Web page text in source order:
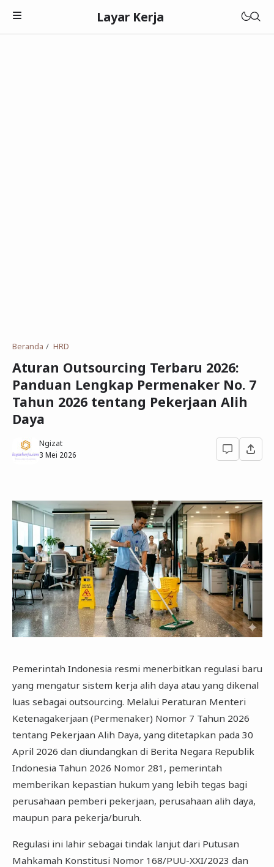
Layar Kerja
Beranda HRD
Aturan Outsourcing Terbaru 2026:
Panduan Lengkap Permenaker No. 7
Tahun 2026 tentang Pekerjaan Alih
Daya
Ngizat
3 Mei 2026
Pemerintah Indonesia resmi menerbitkan regulasi baru
yang mengatur sistem kerja alih daya atau yang dikenal
luas sebagai outsourcing. Melalui Peraturan Menteri
Ketenagakerjaan (Permenaker) Nomor 7 Tahun 2026
tentang Pekerjaan Alih Daya, yang ditetapkan pada 30
April 2026 dan diundangkan di Berita Negara Republik
Indonesia Tahun 2026 Nomor 281, pemerintah
memberikan kepastian hukum yang lebih tegas bagi
perusahaan pemberi pekerjaan, perusahaan alih daya,
maupun para pekerja/buruh.
Regulasi ini lahir sebagai tindak lanjut dari Putusan
Mahkamah Konstitusi Nomor 168/PUU-XXI/2023 dan